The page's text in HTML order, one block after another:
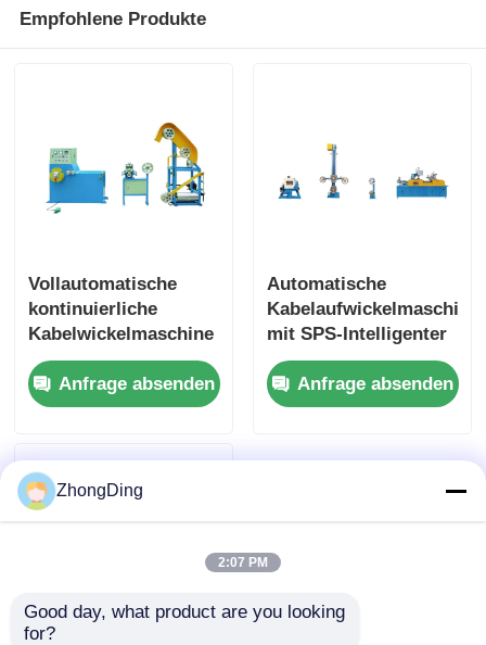
Empfohlene Produkte
Vollautomatische
kontinuierliche
Kabelwickelmaschine
380V 50Hz
Anfrage absenden
Automatische
Kabelaufwickelmaschine
mit SPS-Intelligenter
Steuerungssystem
Vollautomatisch
Anfrage absenden
ZhongDing
2:07 PM
Good day, what product are you looking
for?